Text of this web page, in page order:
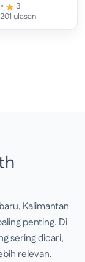
3
ulasan
Kalimantan
penting. Di
sering dicari,
relevan.